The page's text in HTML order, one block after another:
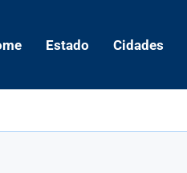
Estado Cidades